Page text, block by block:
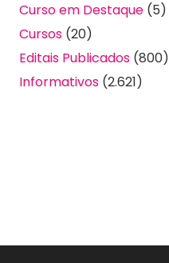
Curso em Destaque (5)
Cursos (20)
Editais Publicados (800)
Informativos (2.621)